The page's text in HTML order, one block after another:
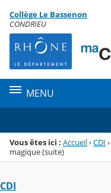
Menu de la rubrique
Contenu
Collège Le Bassenon
CONDRIEU
MENU
Vous êtes ici : Accueil›CDI ›
magique (suite)
CDI